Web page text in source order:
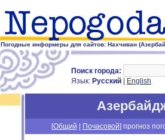
Погодные информеры для сайтов: Нахчиван
Поиск города:
Язык: Русский English
[Общий Почасовой] прогноз